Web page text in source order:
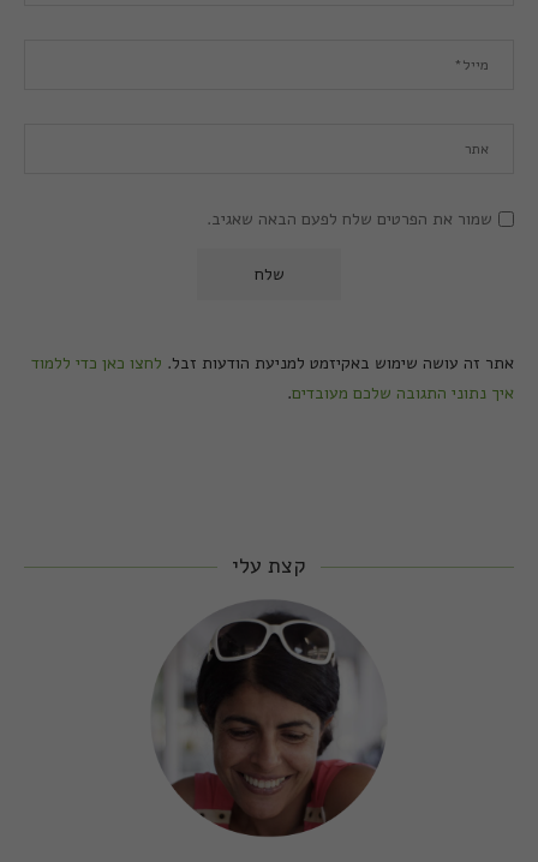
שמור את הפרטים שלח לפעם הבאה שאגיב.
אתר זה עושה שימוש באקיזמט למניעת הודעות זבל. לחצו כאן כדי ללמוד
איך נתוני התגובה שלכם מעובדים.
קצת עלי